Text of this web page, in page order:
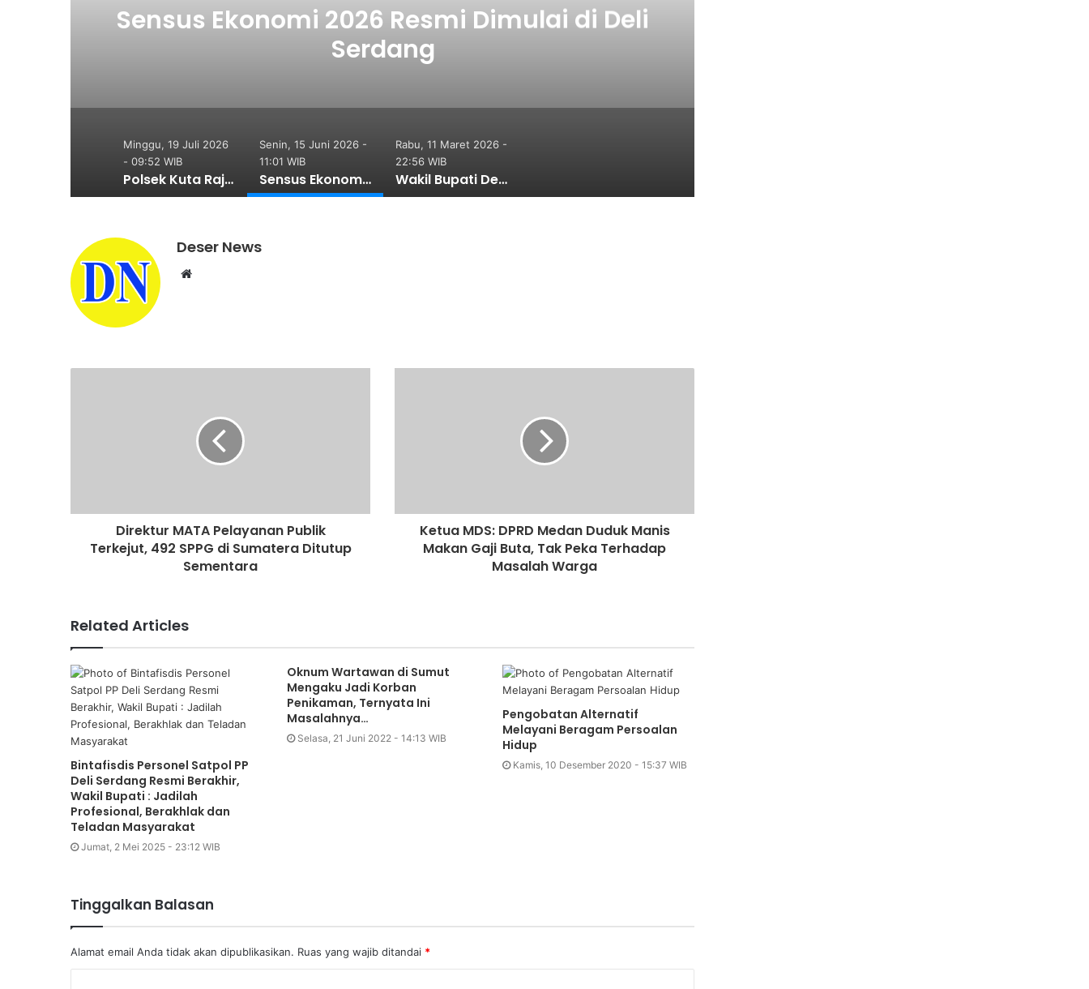
Sensus Ekonomi 2026 Resmi Dimulai di Deli
Serdang
Minggu, 19 Juli 2026
- 09:52 WIB
Polsek Kuta Raja Amankan Terduga Pelaku Curanmor, Diduga Kerap Menginap di Rumah Korban
Senin, 15 Juni 2026 -
11:01 WIB
Sensus Ekonomi 2026 Resmi Dimulai di Deli Serdang
Rabu, 11 Maret 2026 -
22:56 WIB
Wakil Bupati Deli Serdang Terima Audensi Pengurus Pusat PERMATA GBKP, Pemkab Siap Dukung MUPEL Persadaan Man Anak Gerejanta
Deser News
Direktur MATA Pelayanan Publik
Terkejut, 492 SPPG di Sumatera Ditutup
Sementara
Ketua MDS: DPRD Medan Duduk Manis
Makan Gaji Buta, Tak Peka Terhadap
Masalah Warga
Related Articles
Bintafisdis Personel Satpol PP
Deli Serdang Resmi Berakhir,
Wakil Bupati : Jadilah
Profesional, Berakhlak dan
Teladan Masyarakat
Jumat, 2 Mei 2025 - 23:12 WIB
Oknum Wartawan di Sumut
Mengaku Jadi Korban
Penikaman, Ternyata Ini
Masalahnya…
Selasa, 21 Juni 2022 - 14:13 WIB
Pengobatan Alternatif
Melayani Beragam Persoalan
Hidup
Kamis, 10 Desember 2020 - 15:37 WIB
Tinggalkan Balasan
Alamat email Anda tidak akan dipublikasikan. Ruas yang wajib ditandai *